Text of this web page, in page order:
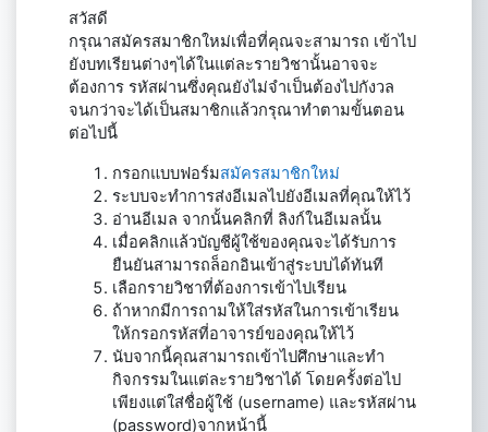
สวัสดี
กรุณาสมัครสมาชิกใหม่เพื่อที่คุณจะสามารถ เข้าไป
ยังบทเรียนต่างๆได้ในแต่ละรายวิชานั้นอาจจะ
ต้องการ รหัสผ่านซึ่งคุณยังไม่จำเป็นต้องไปกังวล
จนกว่าจะได้เป็นสมาชิกแล้วกรุณาทำตามขั้นตอน
ต่อไปนี้
กรอกแบบฟอร์มสมัครสมาชิกใหม่
ระบบจะทำการส่งอีเมลไปยังอีเมลที่คุณให้ไว้
อ่านอีเมล จากนั้นคลิกที่ ลิงก์ในอีเมลนั้น
เมื่อคลิกแล้วบัญชีผู้ใช้ของคุณจะได้รับการ
ยืนยันสามารถล็อกอินเข้าสู่ระบบได้ทันที
เลือกรายวิชาที่ต้องการเข้าไปเรียน
ถ้าหากมีการถามให้ใส่รหัสในการเข้าเรียน
ให้กรอกรหัสที่อาจารย์ของคุณให้ไว้
นับจากนี้คุณสามารถเข้าไปศึกษาและทำ
กิจกรรมในแต่ละรายวิชาได้ โดยครั้งต่อไป
เพียงแต่ใส่ชื่อผู้ใช้ (username) และรหัสผ่าน
(password)จากหน้านี้